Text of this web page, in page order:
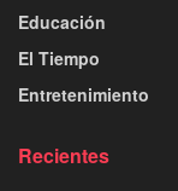
Educación
El Tiempo
Entretenimiento
Recientes